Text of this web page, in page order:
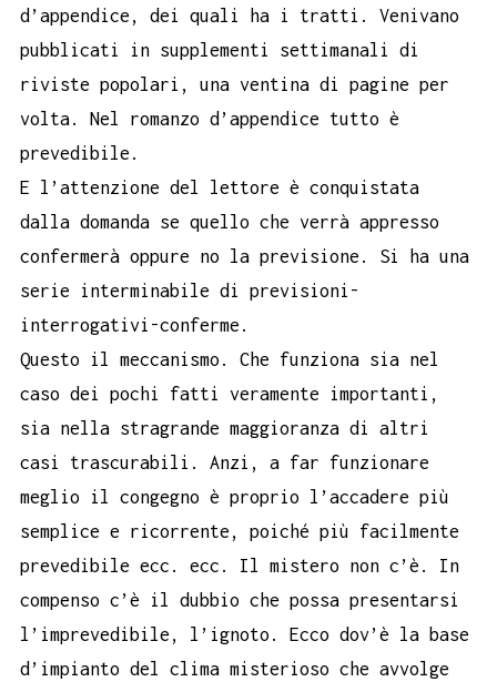
d’appendice, dei quali ha i tratti. Venivano
pubblicati in supplementi settimanali di
riviste popolari, una ventina di pagine per
volta. Nel romanzo d’appendice tutto è
prevedibile.
E l’attenzione del lettore è conquistata
dalla domanda se quello che verrà appresso
confermerà oppure no la previsione. Si ha una
serie interminabile di previsioni-
interrogativi-conferme.
Questo il meccanismo. Che funziona sia nel
caso dei pochi fatti veramente importanti,
sia nella stragrande maggioranza di altri
casi trascurabili. Anzi, a far funzionare
meglio il congegno è proprio l’accadere più
semplice e ricorrente, poiché più facilmente
prevedibile ecc. ecc. Il mistero non c’è. In
compenso c’è il dubbio che possa presentarsi
l’imprevedibile, l’ignoto. Ecco dov’è la base
d’impianto del clima misterioso che avvolge